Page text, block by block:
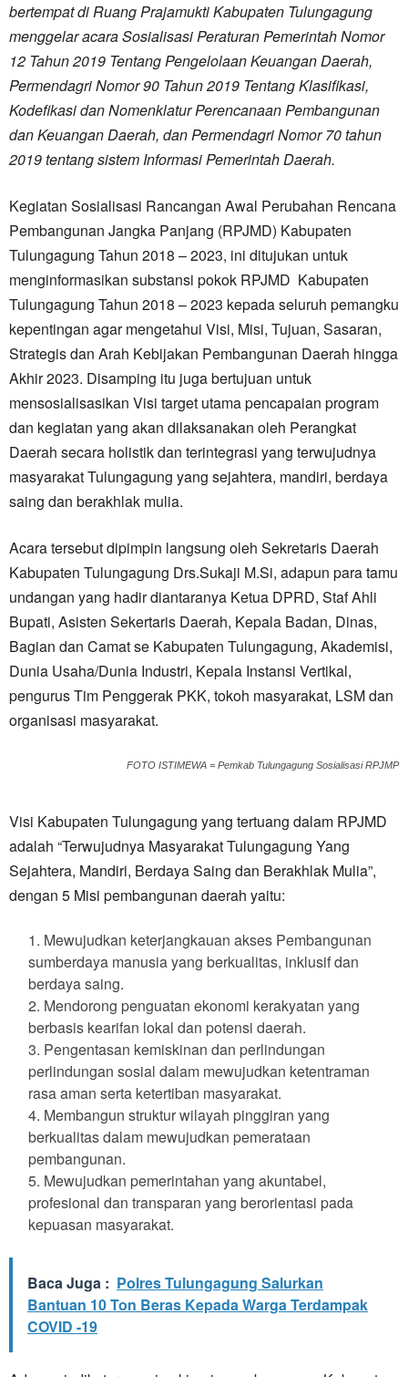
bertempat di Ruang Prajamukti Kabupaten Tulungagung
menggelar acara Sosialisasi Peraturan Pemerintah Nomor
12 Tahun 2019 Tentang Pengelolaan Keuangan Daerah,
Permendagri Nomor 90 Tahun 2019 Tentang Klasifikasi,
Kodefikasi dan Nomenklatur Perencanaan Pembangunan
dan Keuangan Daerah, dan Permendagri Nomor 70 tahun
2019 tentang sistem Informasi Pemerintah Daerah.
Kegiatan Sosialisasi Rancangan Awal Perubahan Rencana
Pembangunan Jangka Panjang (RPJMD) Kabupaten
Tulungagung Tahun 2018 – 2023, ini ditujukan untuk
menginformasikan substansi pokok RPJMD Kabupaten
Tulungagung Tahun 2018 – 2023 kepada seluruh pemangku
kepentingan agar mengetahui Visi, Misi, Tujuan, Sasaran,
Strategis dan Arah Kebijakan Pembangunan Daerah hingga
Akhir 2023. Disamping itu juga bertujuan untuk
mensosialisasikan Visi target utama pencapaian program
dan kegiatan yang akan dilaksanakan oleh Perangkat
Daerah secara holistik dan terintegrasi yang terwujudnya
masyarakat Tulungagung yang sejahtera, mandiri, berdaya
saing dan berakhlak mulia.
Acara tersebut dipimpin langsung oleh Sekretaris Daerah
Kabupaten Tulungagung Drs.Sukaji M.Si, adapun para tamu
undangan yang hadir diantaranya Ketua DPRD, Staf Ahli
Bupati, Asisten Sekertaris Daerah, Kepala Badan, Dinas,
Bagian dan Camat se Kabupaten Tulungagung, Akademisi,
Dunia Usaha/Dunia Industri, Kepala Instansi Vertikal,
pengurus Tim Penggerak PKK, tokoh masyarakat, LSM dan
organisasi masyarakat.
FOTO ISTIMEWA = Pemkab Tulungagung Sosialisasi RPJMP
Visi Kabupaten Tulungagung yang tertuang dalam RPJMD
adalah “Terwujudnya Masyarakat Tulungagung Yang
Sejahtera, Mandiri, Berdaya Saing dan Berakhlak Mulia”,
dengan 5 Misi pembangunan daerah yaitu:
Mewujudkan keterjangkauan akses Pembangunan
sumberdaya manusia yang berkualitas, inklusif dan
berdaya saing.
Mendorong penguatan ekonomi kerakyatan yang
berbasis kearifan lokal dan potensi daerah.
Pengentasan kemiskinan dan perlindungan
perlindungan sosial dalam mewujudkan ketentraman
rasa aman serta ketertiban masyarakat.
Membangun struktur wilayah pinggiran yang
berkualitas dalam mewujudkan pemerataan
pembangunan.
Mewujudkan pemerintahan yang akuntabel,
profesional dan transparan yang berorientasi pada
kepuasan masyarakat.
Baca Juga : Polres Tulungagung Salurkan
Bantuan 10 Ton Beras Kepada Warga Terdampak
COVID -19